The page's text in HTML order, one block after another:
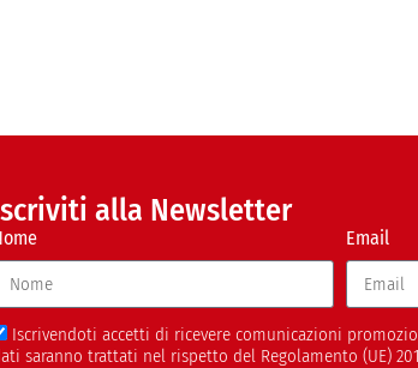
alla Newsletter
Email
Iscrivendoti accetti di ricevere comunicazioni
saranno trattati nel rispetto del Regolamento (UE)